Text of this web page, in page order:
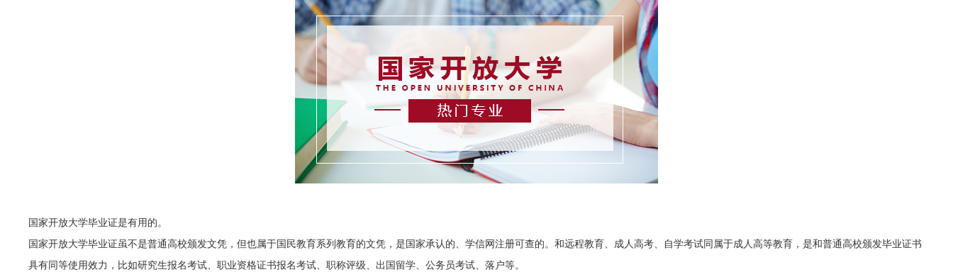
国家开放大学毕业证是有用的。
国家开放大学毕业证虽不是普通高校颁发文凭，但也属于国民教育系列教育的文凭，是国家承认的、学信网注册可查的。和远程教育、成人高考、自学考试同属于成人高等教育，是和普通高校颁发毕业证书
具有同等使用效力，比如研究生报名考试、职业资格证书报名考试、职称评级、出国留学、公务员考试、落户等。